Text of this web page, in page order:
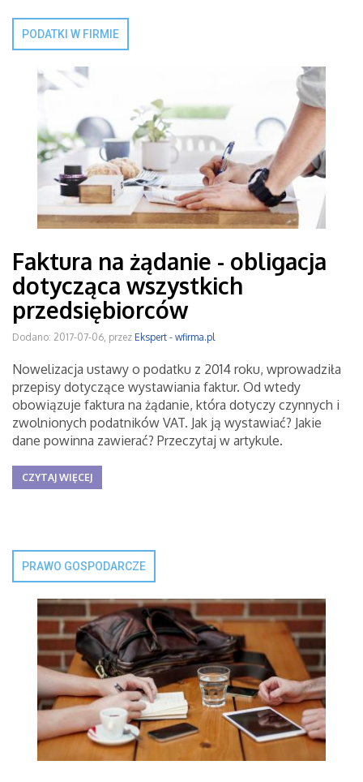
PODATKI W FIRMIE
Faktura na żądanie - obligacja
dotycząca wszystkich
przedsiębiorców
Dodano: 2017-07-06, przez Ekspert - wfirma.pl
Nowelizacja ustawy o podatku z 2014 roku, wprowadziła
przepisy dotyczące wystawiania faktur. Od wtedy
obowiązuje faktura na żądanie, która dotyczy czynnych i
zwolnionych podatników VAT. Jak ją wystawiać? Jakie
dane powinna zawierać? Przeczytaj w artykule.
CZYTAJ WIĘCEJ
PRAWO GOSPODARCZE